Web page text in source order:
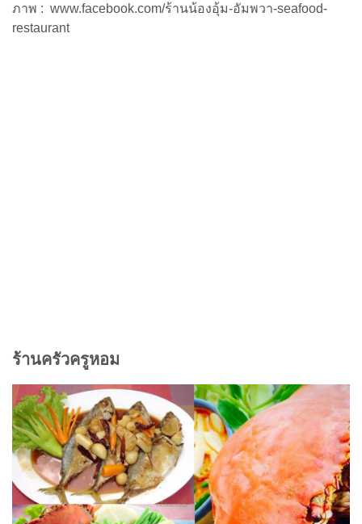
ภาพ : www.facebook.com/ร้านน้องอุ้ม-อัมพวา-seafood-
restaurant
ร้านครัวครูหอม